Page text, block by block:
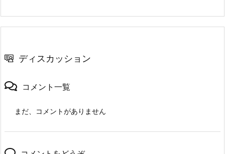
ディスカッション
コメント一覧
まだ、コメントがありません